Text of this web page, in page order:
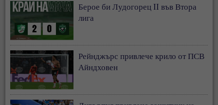
Берое би Лудогорец II във Втора
лига
Рейнджърс привлече крило от ПСВ
Айндховен